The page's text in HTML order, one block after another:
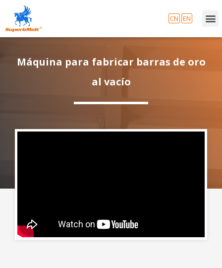
Máquina para fabricar barras de oro
al vacío
CN EN